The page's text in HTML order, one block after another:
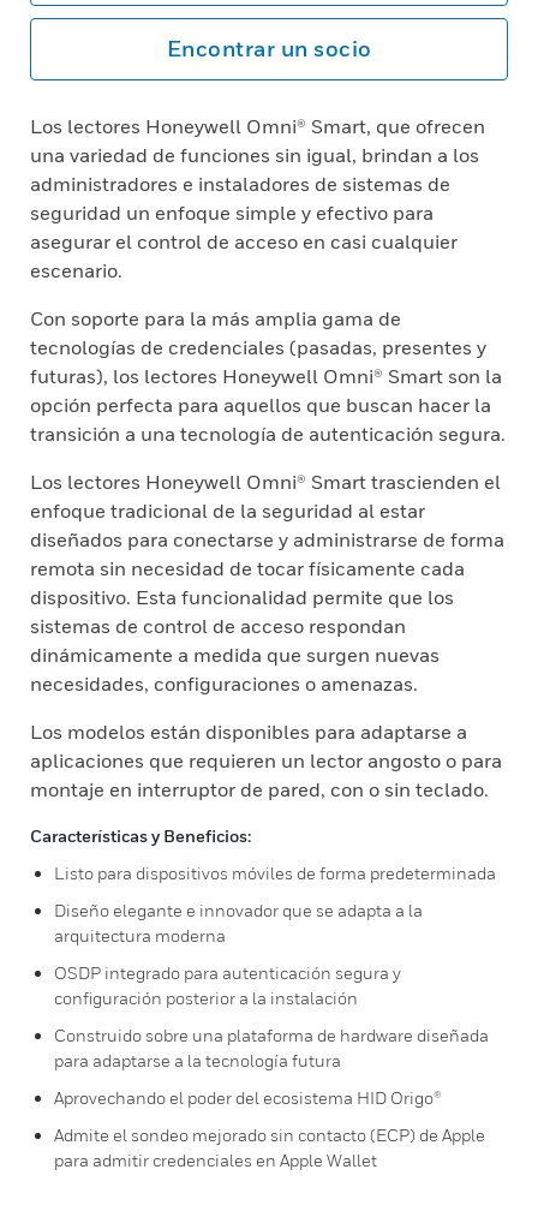
Encontrar un socio
Los lectores Honeywell Omni® Smart, que ofrecen
una variedad de funciones sin igual, brindan a los
administradores e instaladores de sistemas de
seguridad un enfoque simple y efectivo para
asegurar el control de acceso en casi cualquier
escenario.
Con soporte para la más amplia gama de
tecnologías de credenciales (pasadas, presentes y
futuras), los lectores Honeywell Omni® Smart son la
opción perfecta para aquellos que buscan hacer la
transición a una tecnología de autenticación segura.
Los lectores Honeywell Omni® Smart trascienden el
enfoque tradicional de la seguridad al estar
diseñados para conectarse y administrarse de forma
remota sin necesidad de tocar físicamente cada
dispositivo. Esta funcionalidad permite que los
sistemas de control de acceso respondan
dinámicamente a medida que surgen nuevas
necesidades, configuraciones o amenazas.
Los modelos están disponibles para adaptarse a
aplicaciones que requieren un lector angosto o para
montaje en interruptor de pared, con o sin teclado.
Características y Beneficios:
Listo para dispositivos móviles de forma predeterminada
Diseño elegante e innovador que se adapta a la
arquitectura moderna
OSDP integrado para autenticación segura y
configuración posterior a la instalación
Construido sobre una plataforma de hardware diseñada
para adaptarse a la tecnología futura
Aprovechando el poder del ecosistema HID Origo®
Admite el sondeo mejorado sin contacto (ECP) de Apple
para admitir credenciales en Apple Wallet